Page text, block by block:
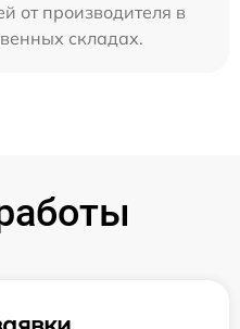
от производителя в
складах.